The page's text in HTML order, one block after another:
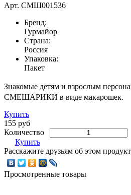
Арт. СМШ001536
Бренд:
Гурмайор
Страна:
Россия
Упаковка:
Пакет
Знакомые детям и взрослым
СМЕШАРИКИ в виде макарошек.
Купить
155 руб
Количество
Купить
Расскажите друзьям об этом
Просмотренные товары